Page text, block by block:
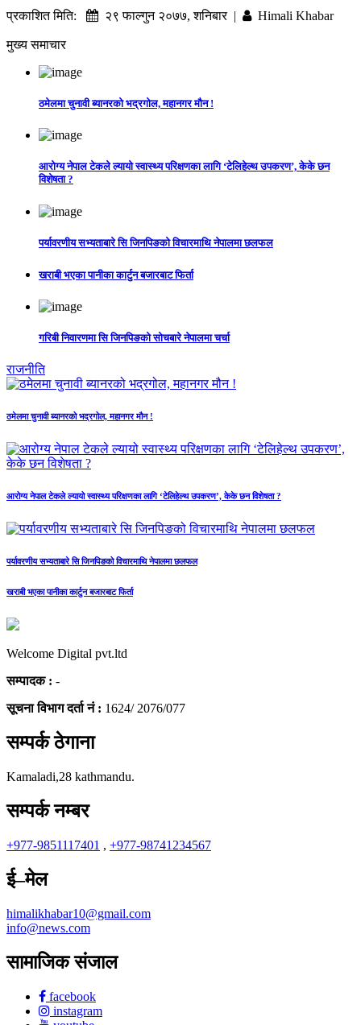
प्रकाशित मिति:
२९ फाल्गुन २०७७, शनिबार | Himali Khabar
मुख्य समाचार
ठमेलमा चुनावी ब्यानरको भद्रगोल, महानगर मौन !
आरोग्य नेपाल टेकले ल्यायो स्वास्थ्य परिक्षणका लागि ‘टेलिहेल्थ उपकरण’, केके छन
विशेषता ?
पर्यावरणीय सभ्यताबारे सि जिनपिङको विचारमाथि नेपालमा छलफल
खराबी भएका पानीका कार्टुन बजारबाट फिर्ता
गरिबी निवारणमा सि जिनपिङको सोचबारे नेपालमा चर्चा
राजनीति
ठमेलमा चुनावी ब्यानरको भद्रगोल, महानगर मौन !
आरोग्य नेपाल टेकले ल्यायो स्वास्थ्य परिक्षणका लागि ‘टेलिहेल्थ उपकरण’, केके छन विशेषता ?
पर्यावरणीय सभ्यताबारे सि जिनपिङको विचारमाथि नेपालमा छलफल
खराबी भएका पानीका कार्टुन बजारबाट फिर्ता
Welcome Digital pvt.ltd
सम्पादक : -
सूचना विभाग दर्ता नं : 1624/ 2076/077
सम्पर्क ठेगाना
Kamaladi,28 kathmandu.
सम्पर्क नम्बर
+977-9851117401 , +977-98741234567
ई–मेल
himalikhabar10@gmail.com
info@news.com
सामाजिक संजाल
facebook
instagram